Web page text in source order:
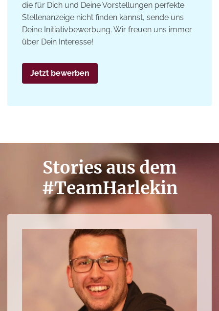
die für Dich und Deine Vorstellungen perfekte
Stellenanzeige nicht finden kannst, sende uns
Deine Initiativbewerbung. Wir freuen uns immer
über Dein Interesse!
Jetzt bewerben
Stories aus dem
#TeamHarlekin